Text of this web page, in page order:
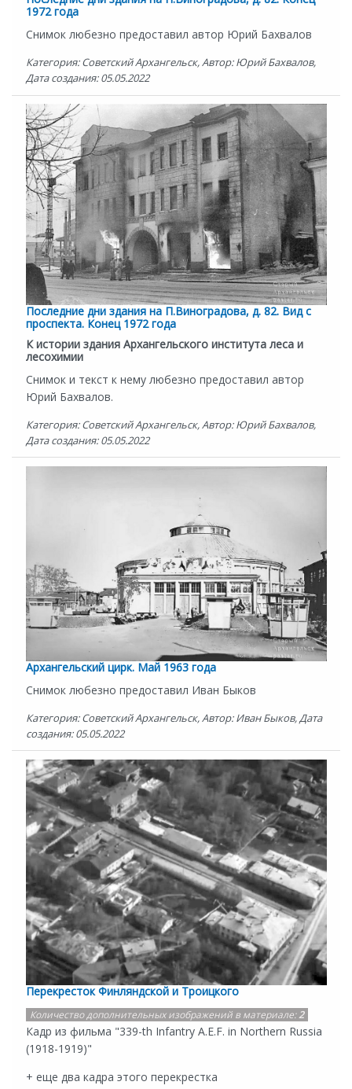
1972 года
Снимок любезно предоставил автор Юрий Бахвалов
Категория: Советский Архангельск, Автор: Юрий Бахвалов,
Дата создания: 05.05.2022
Последние дни здания на П.Виноградова, д. 82. Вид с
проспекта. Конец 1972 года
К истории здания Архангельского института леса и
лесохимии
Снимок и текст к нему любезно предоставил автор
Юрий Бахвалов.
Категория: Советский Архангельск, Автор: Юрий Бахвалов,
Дата создания: 05.05.2022
Архангельский цирк. Май 1963 года
Снимок любезно предоставил Иван Быков
Категория: Советский Архангельск, Автор: Иван Быков, Дата
создания: 05.05.2022
Перекресток Финляндской и Троицкого
Количество дополнительных изображений в материале:2
Кадр из фильма "339-th Infantry A.E.F. in Northern Russia
(1918-1919)"
+ еще два кадра этого перекрестка